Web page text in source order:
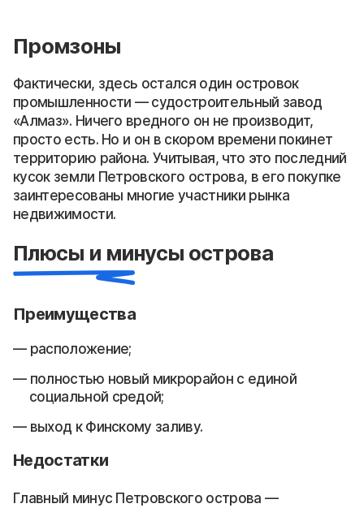
Промзоны
Фактически, здесь остался один островок
промышленности — судостроительный завод
«Алмаз». Ничего вредного он не производит,
просто есть. Но и он в скором времени покинет
территорию района. Учитывая, что это последний
кусок земли Петровского острова, в его покупке
заинтересованы многие участники рынка
недвижимости.
Плюсы и минусы острова
Преимущества
расположение;
полностью новый микрорайон с единой
социальной средой;
выход к Финскому заливу.
Недостатки
Главный минус Петровского острова —